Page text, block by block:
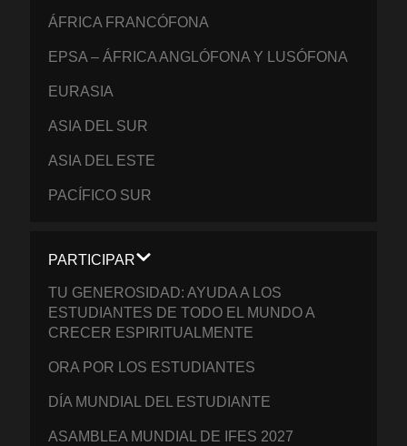
ÁFRICA FRANCÓFONA
EPSA – ÁFRICA ANGLÓFONA Y LUSÓFONA
EURASIA
ASIA DEL SUR
ASIA DEL ESTE
PACÍFICO SUR
PARTICIPAR
TU GENEROSIDAD: AYUDA A LOS
ESTUDIANTES DE TODO EL MUNDO A
CRECER ESPIRITUALMENTE
ORA POR LOS ESTUDIANTES
DÍA MUNDIAL DEL ESTUDIANTE
ASAMBLEA MUNDIAL DE IFES 2027